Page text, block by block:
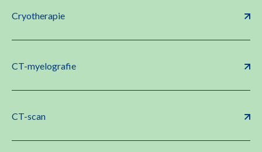
Cryotherapie
CT-myelografie
CT-scan